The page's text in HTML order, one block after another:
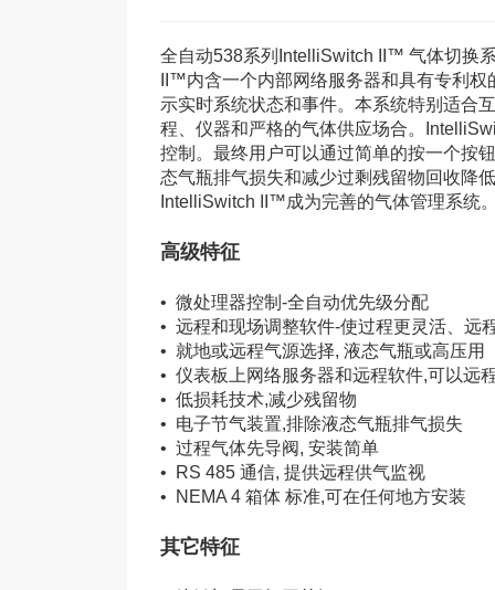
全自动538系列IntelliSwitch II™ 气体切换
II™内含一个内部网络服务器和具有专利
示实时系统状态和事件。本系统特别适合
程、仪器和严格的气体供应场合。
控制。最终用户可以通过简单的按一个按
态气瓶排气损失和减少过剩残留物回收降
IntelliSwitch II™成为完善的气体管理系统
高级特征
• 微处理器控制-全自动优先级分配
• 远程和现场调整软件-使过程更灵活、远
• 就地或远程气源选择, 液态气瓶或高压用
• 仪表板上网络服务器和远程软件,可以远
• 低损耗技术,减少残留物
• 电子节气装置,排除液态气瓶排气损失
• 过程气体先导阀, 安装简单
• RS 485 通信, 提供远程供气监视
• NEMA 4 箱体 标准,可在任何地方安装
其它特征